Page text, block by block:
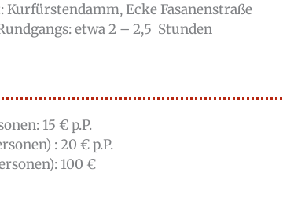
Ecke Fasanenstraße
etwa 2 – 2,5 Stunden
15 € p.P.
: 20 € p.P.
100 €